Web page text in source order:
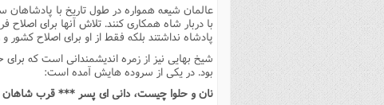
عالمان شیعه همواره در طول تاریخ با پادشاهان
با دربار شاه همکارى کنند. تلاش آنها براى
پادشاه نداشتند بلکه فقط از او براى اصلاح
شیخ بهایى نیز از زمره اندیشمندانى است که
بود. در یکى از سروده هایش آمده است:
نان و حلوا چیست، دانى اى پسر *** قرب شاهان